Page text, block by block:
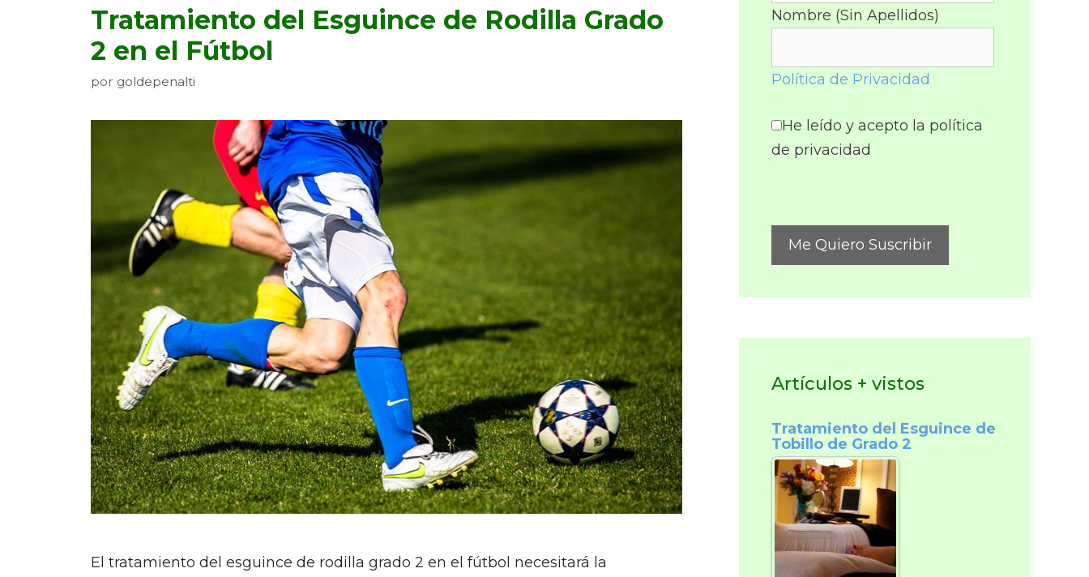
Tratamiento del Esguince de Rodilla Grado
2 en el Fútbol
por goldepenalti
El tratamiento del esguince de rodilla grado 2 en el fútbol necesitará la
Nombre (Sin Apellidos)
Política de Privacidad
He leído y acepto la política
de privacidad
Artículos + vistos
Tratamiento del Esguince de
Tobillo de Grado 2